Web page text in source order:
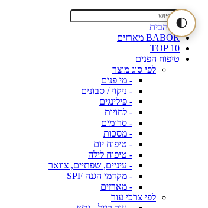
🌓דף הבית
BABOR מארזים
TOP 10
טיפוח הפנים
לפי סוג מוצר
- מי פנים
- ניקוי / סבונים
- פילינגים
- לחויות
- סרומים
- מסכות
- טיפוח יום
- טיפוח לילה
- עיניים, שפתיים, צוואר
- מקדמי הגנה SPF
- מארזים
לפי צרכי עור